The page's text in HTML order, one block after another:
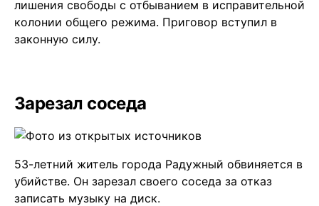
лишения свободы с отбыванием в исправительной
колонии общего режима. Приговор вступил в
законную силу.
Зарезал соседа
53-летний житель города Радужный обвиняется в
убийстве. Он зарезал своего соседа за отказ
записать музыку на диск.